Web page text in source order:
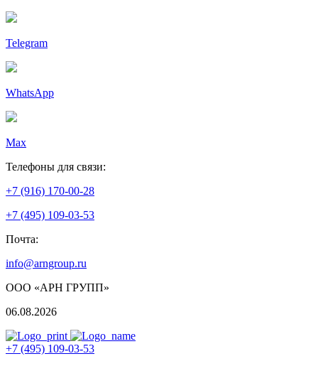
Telegram
WhatsApp
Max
Телефоны для связи:
+7 (916) 170-00-28
+7 (495) 109-03-53
Почта:
info@arngroup.ru
ООО «АРН ГРУПП»
06.08.2026
+7 (495) 109-03-53